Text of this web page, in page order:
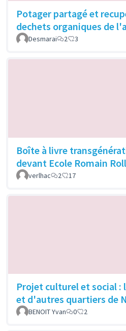
Potager partagé et
dechets organiques de
Desmarai 2 3
Boîte à livre
devant Ecole Romain
verlhac 2 17
Projet culturel et social :
et d'autres quartiers de
BENOIT Yvan 0 2